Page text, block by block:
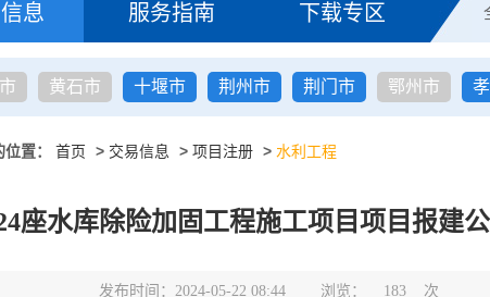
息 服务指南 下载专区
黄石市 十堰市 荆州市 荆门市 鄂州市
位置： 首页 > 交易信息 > 项目注册 > 水利工程
座水库除险加固工程施工项目项目报建
发布时间：2024-05-22 08:44 浏览： 183 次